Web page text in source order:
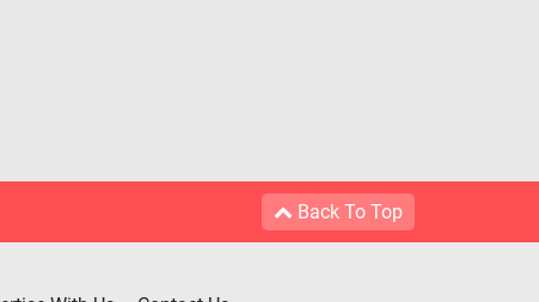
Back To Top